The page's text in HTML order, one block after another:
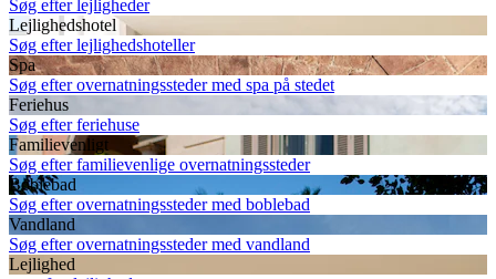
Søg efter lejligheder
Lejlighedshotel
Søg efter lejlighedshoteller
Spa
Søg efter overnatningssteder med spa på stedet
Feriehus
Søg efter feriehuse
Familievenligt
Søg efter familievenlige overnatningssteder
Boblebad
Søg efter overnatningssteder med boblebad
Vandland
Søg efter overnatningssteder med vandland
Lejlighed